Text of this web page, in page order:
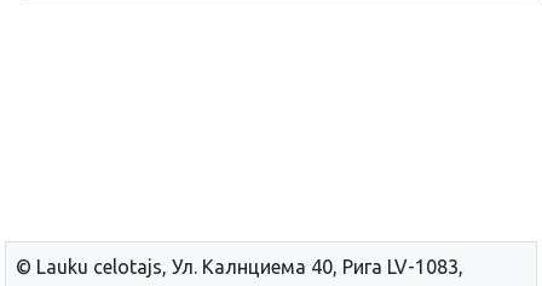
© Lauku сelotajs, Ул. Калнциема 40, Рига LV-1083,